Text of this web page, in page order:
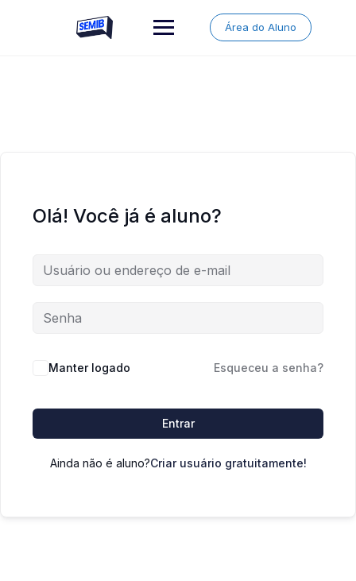
Área do Aluno
Olá! Você já é aluno?
Manter logado Esqueceu a senha?
Entrar
Ainda não é aluno?Criar usuário gratuitamente!